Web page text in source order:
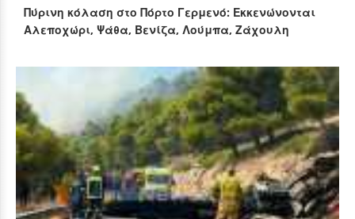
Πύρινη κόλαση στο Πόρτο Γερμενό: Εκκενώνονται
Αλεποχώρι, Ψάθα, Βενίζα, Λούμπα, Ζάχουλη